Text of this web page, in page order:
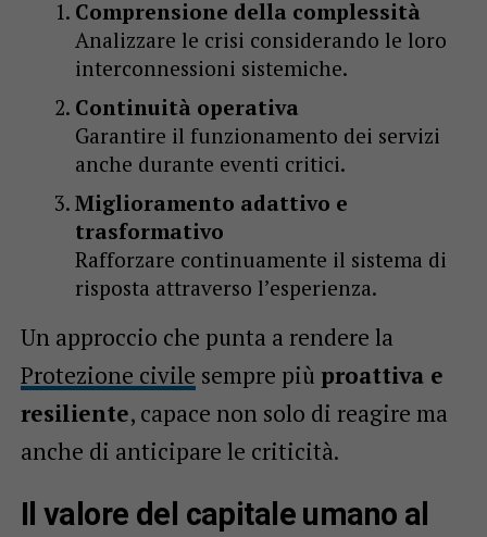
Comprensione della complessità
Analizzare le crisi considerando le loro
interconnessioni sistemiche.
Continuità operativa
Garantire il funzionamento dei servizi
anche durante eventi critici.
Miglioramento adattivo e
trasformativo
Rafforzare continuamente il sistema di
risposta attraverso l’esperienza.
Un approccio che punta a rendere la
Protezione civile sempre più proattiva e
resiliente, capace non solo di reagire ma
anche di anticipare le criticità.
Il valore del capitale umano al